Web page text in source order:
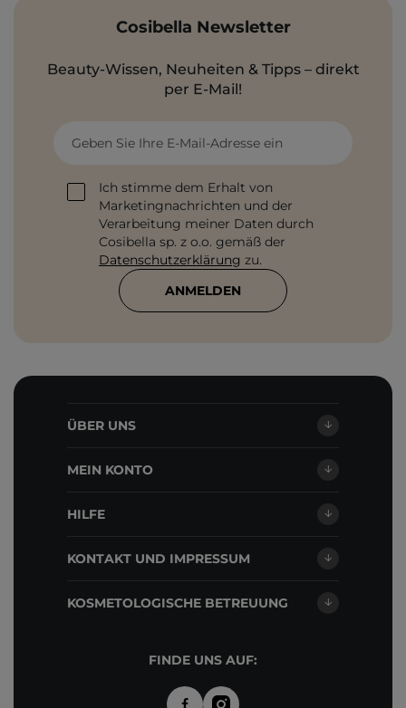
Cosibella Newsletter
Beauty-Wissen, Neuheiten & Tipps – direkt
per E-Mail!
Geben Sie Ihre E-Mail-Adresse ein
Ich stimme dem Erhalt von
Marketingnachrichten und der
Verarbeitung meiner Daten durch
Cosibella sp. z o.o. gemäß der
Datenschutzerklärung zu.
ANMELDEN
ÜBER UNS
MEIN KONTO
HILFE
KONTAKT UND IMPRESSUM
KOSMETOLOGISCHE BETREUUNG
FINDE UNS AUF: